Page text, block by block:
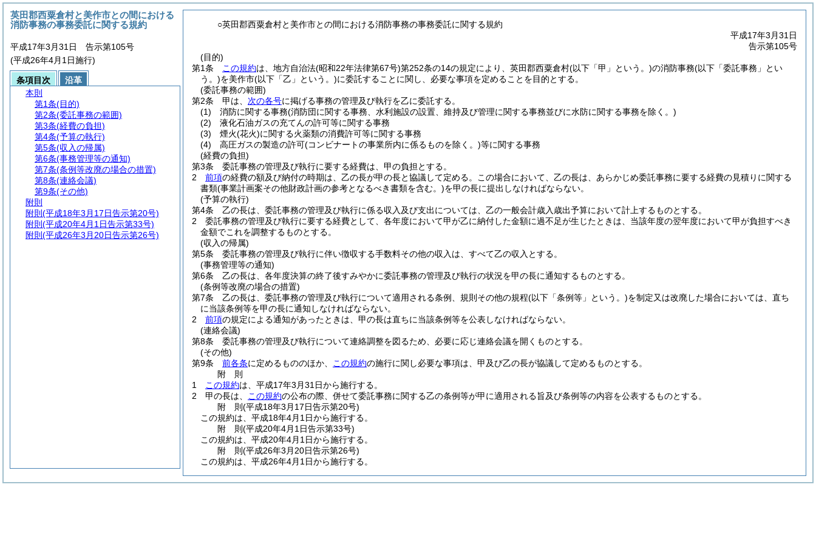
○英田郡西粟倉村と美作市との間における消防事務の事務委託に関する規約
平成17年3月31日
告示第105号
(目的)
第1条
この規約は、地方自治法(昭和22年法律第67号)第252条の14の規定により、英田郡西粟倉村(以下「甲」という。)の消防事務(以下「委託事務」とい
う。)を美作市(以下「乙」という。)に委託することに関し、必要な事項を定めることを目的とする。
(委託事務の範囲)
第2条
甲は、 次の各号に掲げる事務の管理及び執行を乙に委託する。
(1)
消防に関する事務(消防団に関する事務、水利施設の設置、維持及び管理に関する事務並びに水防に関する事務を除く。)
(2)
液化石油ガスの充てんの許可等に関する事務
(3)
煙火(花火)に関する火薬類の消費許可等に関する事務
(4)
高圧ガスの製造の許可(コンビナートの事業所内に係るものを除く。)等に関する事務
(経費の負担)
第3条
委託事務の管理及び執行に要する経費は、甲の負担とする。
2
前項の経費の額及び納付の時期は、乙の長が甲の長と協議して定める。
この場合において、乙の長は、あらかじめ委託事務に要する経費の見積りに関する
書類(事業計画案その他財政計画の参考となるべき書類を含む。)を甲の長に提出しなければならない。
(予算の執行)
第4条
乙の長は、委託事務の管理及び執行に係る収入及び支出については、乙の一般会計歳入歳出予算において計上するものとする。
2
委託事務の管理及び執行に要する経費として、各年度において甲が乙に納付した金額に過不足が生じたときは、当該年度の翌年度において甲が負担すべき
金額でこれを調整するものとする。
(収入の帰属)
第5条
委託事務の管理及び執行に伴い徴収する手数料その他の収入は、すべて乙の収入とする。
(事務管理等の通知)
第6条
乙の長は、各年度決算の終了後すみやかに委託事務の管理及び執行の状況を甲の長に通知するものとする。
(条例等改廃の場合の措置)
第7条
乙の長は、委託事務の管理及び執行について適用される条例、規則その他の規程(以下「条例等」という。)を制定又は改廃した場合においては、直ち
に当該条例等を甲の長に通知しなければならない。
2
前項の規定による通知があったときは、甲の長は直ちに当該条例等を公表しなければならない。
(連絡会議)
第8条
委託事務の管理及び執行について連絡調整を図るため、必要に応じ連絡会議を開くものとする。
(その他)
第9条
前各条に定めるもののほか、 この規約の施行に関し必要な事項は、甲及び乙の長が協議して定めるものとする。
附 則
1
この規約は、平成17年3月31日から施行する。
2
甲の長は、 この規約の公布の際、併せて委託事務に関する乙の条例等が甲に適用される旨及び条例等の内容を公表するものとする。
附 則(平成18年3月17日告示第20号)
この規約は、平成18年4月1日から施行する。
附 則(平成20年4月1日告示第33号)
この規約は、平成20年4月1日から施行する。
附 則(平成26年3月20日告示第26号)
この規約は、平成26年4月1日から施行する。
英田郡西粟倉村と美作市との間における
消防事務の事務委託に関する規約
平成17年3月31日 告示第105号
(平成26年4月1日施行)
条項目次
沿革
本則
第1条(目的)
第2条(委託事務の範囲)
第3条(経費の負担)
第4条(予算の執行)
第5条(収入の帰属)
第6条(事務管理等の通知)
第7条(条例等改廃の場合の措置)
第8条(連絡会議)
第9条(その他)
附則
附則 (平成18年3月17日告示第20号)
附則 (平成20年4月1日告示第33号)
附則 (平成26年3月20日告示第26号)